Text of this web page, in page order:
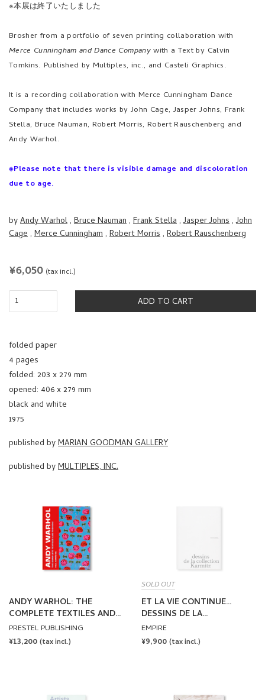
※本展は終了いたしました
Brosher from a portfolio of seven printing collaboration with
Merce Cunningham and Dance Companywith a Text by Calvin
Tomkins. Published by Multiples, inc., and Casteli Graphics.
It is a recording collaboration with Merce Cunningham Dance
Company that includes works by John Cage, Jasper Johns, Frank
Stella, Bruce Nauman, Robert Morris, Robert Rauschenberg and
Andy Warhol.
※Please note that there is visible damage and discoloration
due to age.
byAndy Warhol, Bruce Nauman, Frank Stella,Jasper Johns,John
Cage, Merce Cunningham, Robert Morris, Robert Rauschenberg
REGULAR
¥6,050 (tax incl.)
ADD TO CART
folded paper
4 pages
folded: 203 x 279 mm
opened: 406 x 279 mm
black and white
1975
published byMARIAN GOODMAN GALLERY
published byMULTIPLES, INC.
ANDY WARHOL: THE
COMPLETE TEXTILES AND
FASHION by Andy Warhol
PRESTEL PUBLISHING
REGULAR
¥13,200 (tax incl.)
SOLD OUT
ET LA VIE CONTINUE…
DESSINS DE LA
COLLECTION KARMITZ by
Marin Karmitz
EMPIRE
REGULAR
¥9,900 (tax incl.)